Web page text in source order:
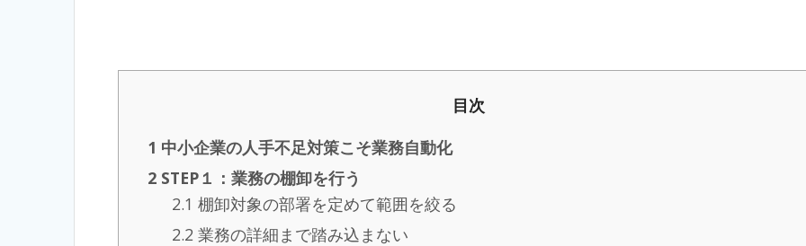
目次
1 中小企業の人手不足対策こそ業務自動化
2 STEP１：業務の棚卸を行う
2.1 棚卸対象の部署を定めて範囲を絞る
2.2 業務の詳細まで踏み込まない